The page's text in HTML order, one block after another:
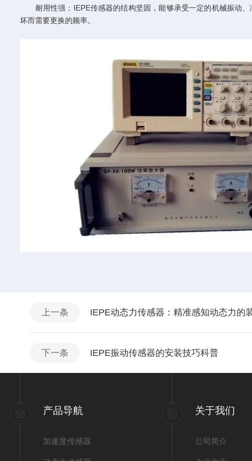
耐用性强：IEPE传感器的结构坚固，能够承受一定的机械振动、
坏而需要更换的频率。
上一条 IEPE动态力传感器：精准感知动态力的
下一条 IEPE振动传感器的安装技巧科普
产品导航
加速度传感器
关于我们
公司简介